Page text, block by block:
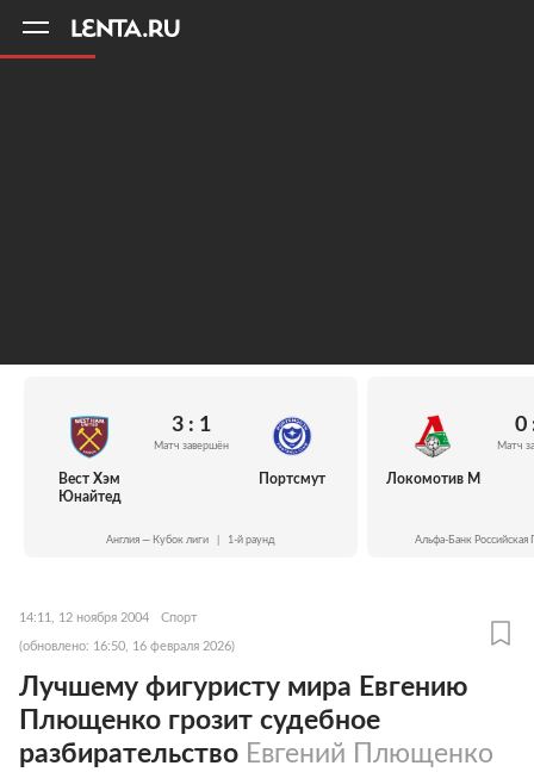
Вест Хэм
Юнайтед
3 : 1
Матч завершён
Портсмут
Англия — Кубок лиги 1-й раунд
Локомотив М
0
Матч
Альфа-Банк Российская
14:11, 12 ноября 2004 Спорт
(обновлено: 16:50, 16 февраля 2026)
Лучшему фигуристу мира Евгению
Плющенко грозит судебное
разбирательство Евгений Плющенко